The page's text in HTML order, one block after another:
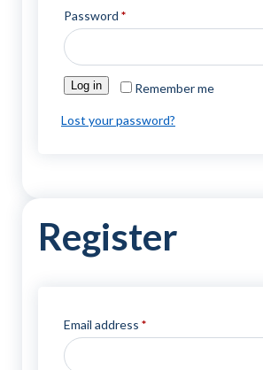
Password *Required
Remember me
Log in
Lost your password?
Register
Email address *Required